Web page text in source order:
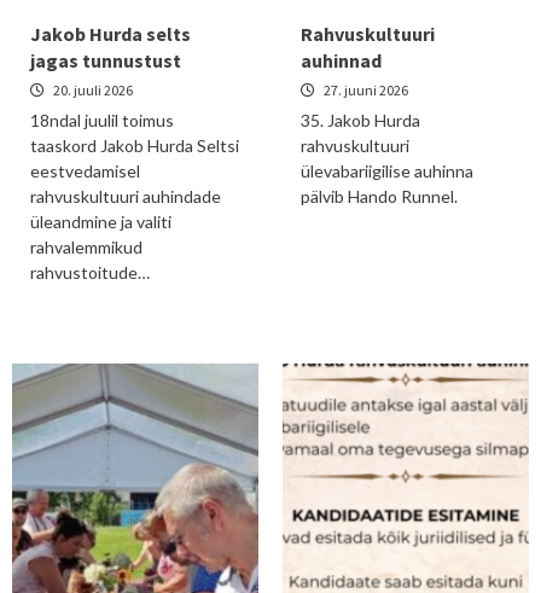
Jakob Hurda selts
jagas tunnustust
20. juuli 2026
18ndal juulil toimus
taaskord Jakob Hurda Seltsi
eestvedamisel
rahvuskultuuri auhindade
üleandmine ja valiti
rahvalemmikud
rahvustoitude…
Rahvuskultuuri
auhinnad
27. juuni 2026
35. Jakob Hurda
rahvuskultuuri
ülevabariigilise auhinna
pälvib Hando Runnel.